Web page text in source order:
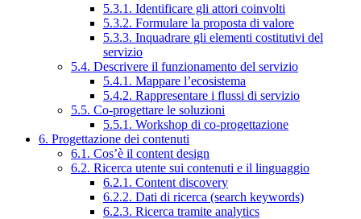
5.3.1. Identificare gli attori coinvolti
5.3.2. Formulare la proposta di valore
5.3.3. Inquadrare gli elementi costitutivi del
servizio
5.4. Descrivere il funzionamento del servizio
5.4.1. Mappare l’ecosistema
5.4.2. Rappresentare i flussi di servizio
5.5. Co-progettare le soluzioni
5.5.1. Workshop di co-progettazione
6. Progettazione dei contenuti
6.1. Cos’è il content design
6.2. Ricerca utente sui contenuti e il linguaggio
6.2.1. Content discovery
6.2.2. Dati di ricerca (search keywords)
6.2.3. Ricerca tramite analytics